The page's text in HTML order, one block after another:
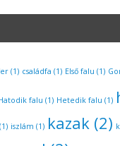
(1) családfa (1) Első falu (1)
falu (1) Hetedik falu (1)
(1) iszlám (1) kazak(2)